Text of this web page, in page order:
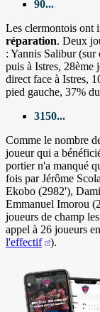
90...
Les clermontois ont
réparation. Deux
: Yannis Salibur
puis à Istres,
direct face à Istres,
pied gauche, 37%
3150...
Comme le nombre
joueur qui a
portier n'a manqué
fois par Jérôme
Ekobo (2982'),
Emmanuel Imorou
joueurs de champ
appel à 26 joueurs
l'effectif
).